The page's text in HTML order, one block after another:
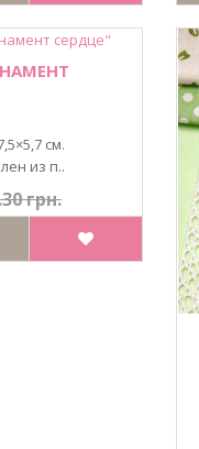
см.
из п..
грн.